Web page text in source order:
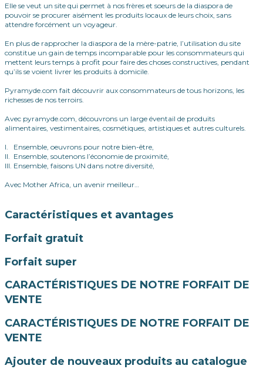
Elle se veut un site qui permet à nos frères et soeurs de la diaspora de
pouvoir se procurer aisément les produits locaux de leurs choix, sans
attendre forcément un voyageur.
En plus de rapprocher la diaspora de la mère-patrie, l’utilisation du site
constitue un gain de temps incomparable pour les consommateurs qui
mettent leurs temps à profit pour faire des choses constructives, pendant
qu’ils se voient livrer les produits à domicile.
Pyramyde.com fait découvrir aux consommateurs de tous horizons, les
richesses de nos terroirs.
Avec pyramyde.com, découvrons un large éventail de produits
alimentaires, vestimentaires, cosmétiques, artistiques et autres culturels.
I. Ensemble, oeuvrons pour notre bien-être,
II. Ensemble, soutenons l’économie de proximité,
III. Ensemble, faisons UN dans notre diversité,
Avec Mother Africa, un avenir meilleur…
Caractéristiques et avantages
Forfait gratuit
Forfait super
CARACTÉRISTIQUES DE NOTRE FORFAIT DE
VENTE
CARACTÉRISTIQUES DE NOTRE FORFAIT DE
VENTE
Ajouter de nouveaux produits au catalogue